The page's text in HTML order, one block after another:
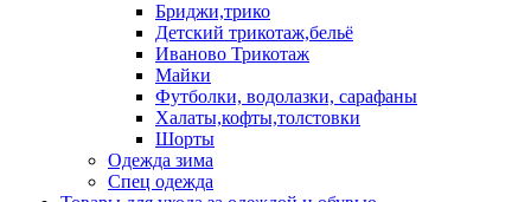
Бриджи,трико
Детский трикотаж,бельё
Иваново Трикотаж
Майки
Футболки, водолазки, сарафаны
Халаты,кофты,толстовки
Шорты
Одежда зима
Спец одежда